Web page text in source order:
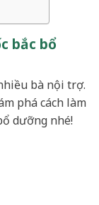
bắc bổ
bà nội trợ.
phá cách làm
dưỡng nhé!